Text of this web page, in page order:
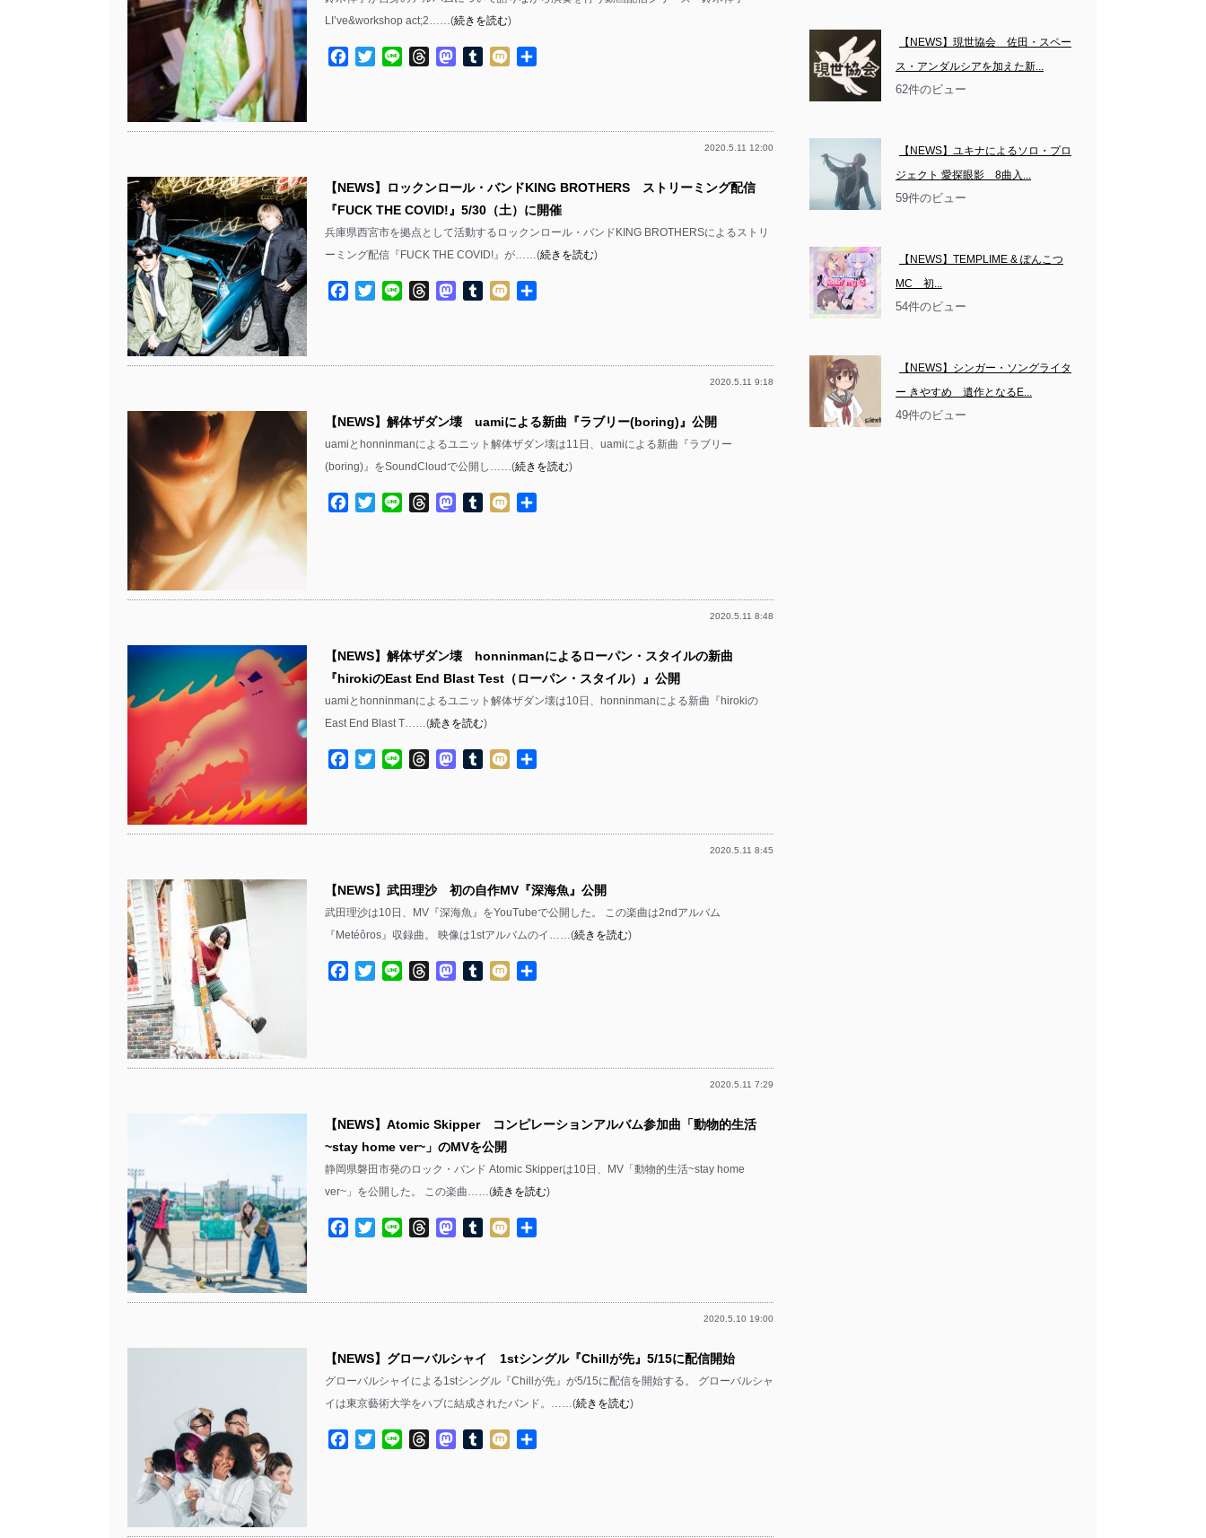
LI’ve&workshop act;2……(続きを読む)
Facebook
TwitterLine ThreadsMastodon
TumblrMixi
2020.5.11 12:00
【NEWS】ロックンロール・バンドKING BROTHERS ストリーミング配信
『FUCK THE COVID!』5/30（土）に開催
兵庫県西宮市を拠点として活動するロックンロール・バンドKING BROTHERSによるストリ
ーミング配信『FUCK THE COVID!』が……(続きを読む)
Facebook
TwitterLine ThreadsMastodon
TumblrMixi
2020.5.11 9:18
【NEWS】解体ザダン壊 uamiによる新曲『ラブリー(boring)』公開
uamiとhonninmanによるユニット解体ザダン壊は11日、uamiによる新曲『ラブリー
(boring)』をSoundCloudで公開し……(続きを読む)
Facebook
TwitterLine ThreadsMastodon
TumblrMixi
2020.5.11 8:48
【NEWS】解体ザダン壊 honninmanによるローパン・スタイルの新曲
『hirokiのEast End Blast Test（ローパン・スタイル）』公開
uamiとhonninmanによるユニット解体ザダン壊は10日、honninmanによる新曲『hirokiの
East End Blast T……(続きを読む)
Facebook
TwitterLine ThreadsMastodon
TumblrMixi
2020.5.11 8:45
【NEWS】武田理沙 初の自作MV『深海魚』公開
武田理沙は10日、MV『深海魚』をYouTubeで公開した。 この楽曲は2ndアルバム
『Metéôros』収録曲。 映像は1stアルバムのイ……(続きを読む)
Facebook
TwitterLine ThreadsMastodon
TumblrMixi
2020.5.11 7:29
【NEWS】Atomic Skipper コンピレーションアルバム参加曲「動物的生活
~stay home ver~」のMVを公開
静岡県磐田市発のロック・バンド Atomic Skipperは10日、MV「動物的生活~stay home
ver~」を公開した。 この楽曲……(続きを読む)
Facebook
TwitterLine ThreadsMastodon
TumblrMixi
2020.5.10 19:00
【NEWS】グローバルシャイ 1stシングル『Chillが先』5/15に配信開始
グローバルシャイによる1stシングル『Chillが先』が5/15に配信を開始する。 グローバルシャ
イは東京藝術大学をハブに結成されたバンド。……(続きを読む)
Facebook
TwitterLine ThreadsMastodon
TumblrMixi
【NEWS】現世協会　佐田・スペー
ス・アンダルシアを加えた新...
62件のビュー
【NEWS】ユキナによるソロ・プロ
ジェクト 愛探眼影　8曲入...
59件のビュー
【NEWS】TEMPLIME & ぽんこつ
MC　初...
54件のビュー
【NEWS】シンガー・ソングライタ
ー きやすめ　遺作となるE...
49件のビュー